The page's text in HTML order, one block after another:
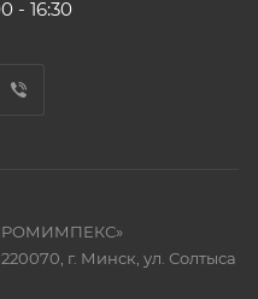
- 16:30
г. Минск, ул. Солтыса